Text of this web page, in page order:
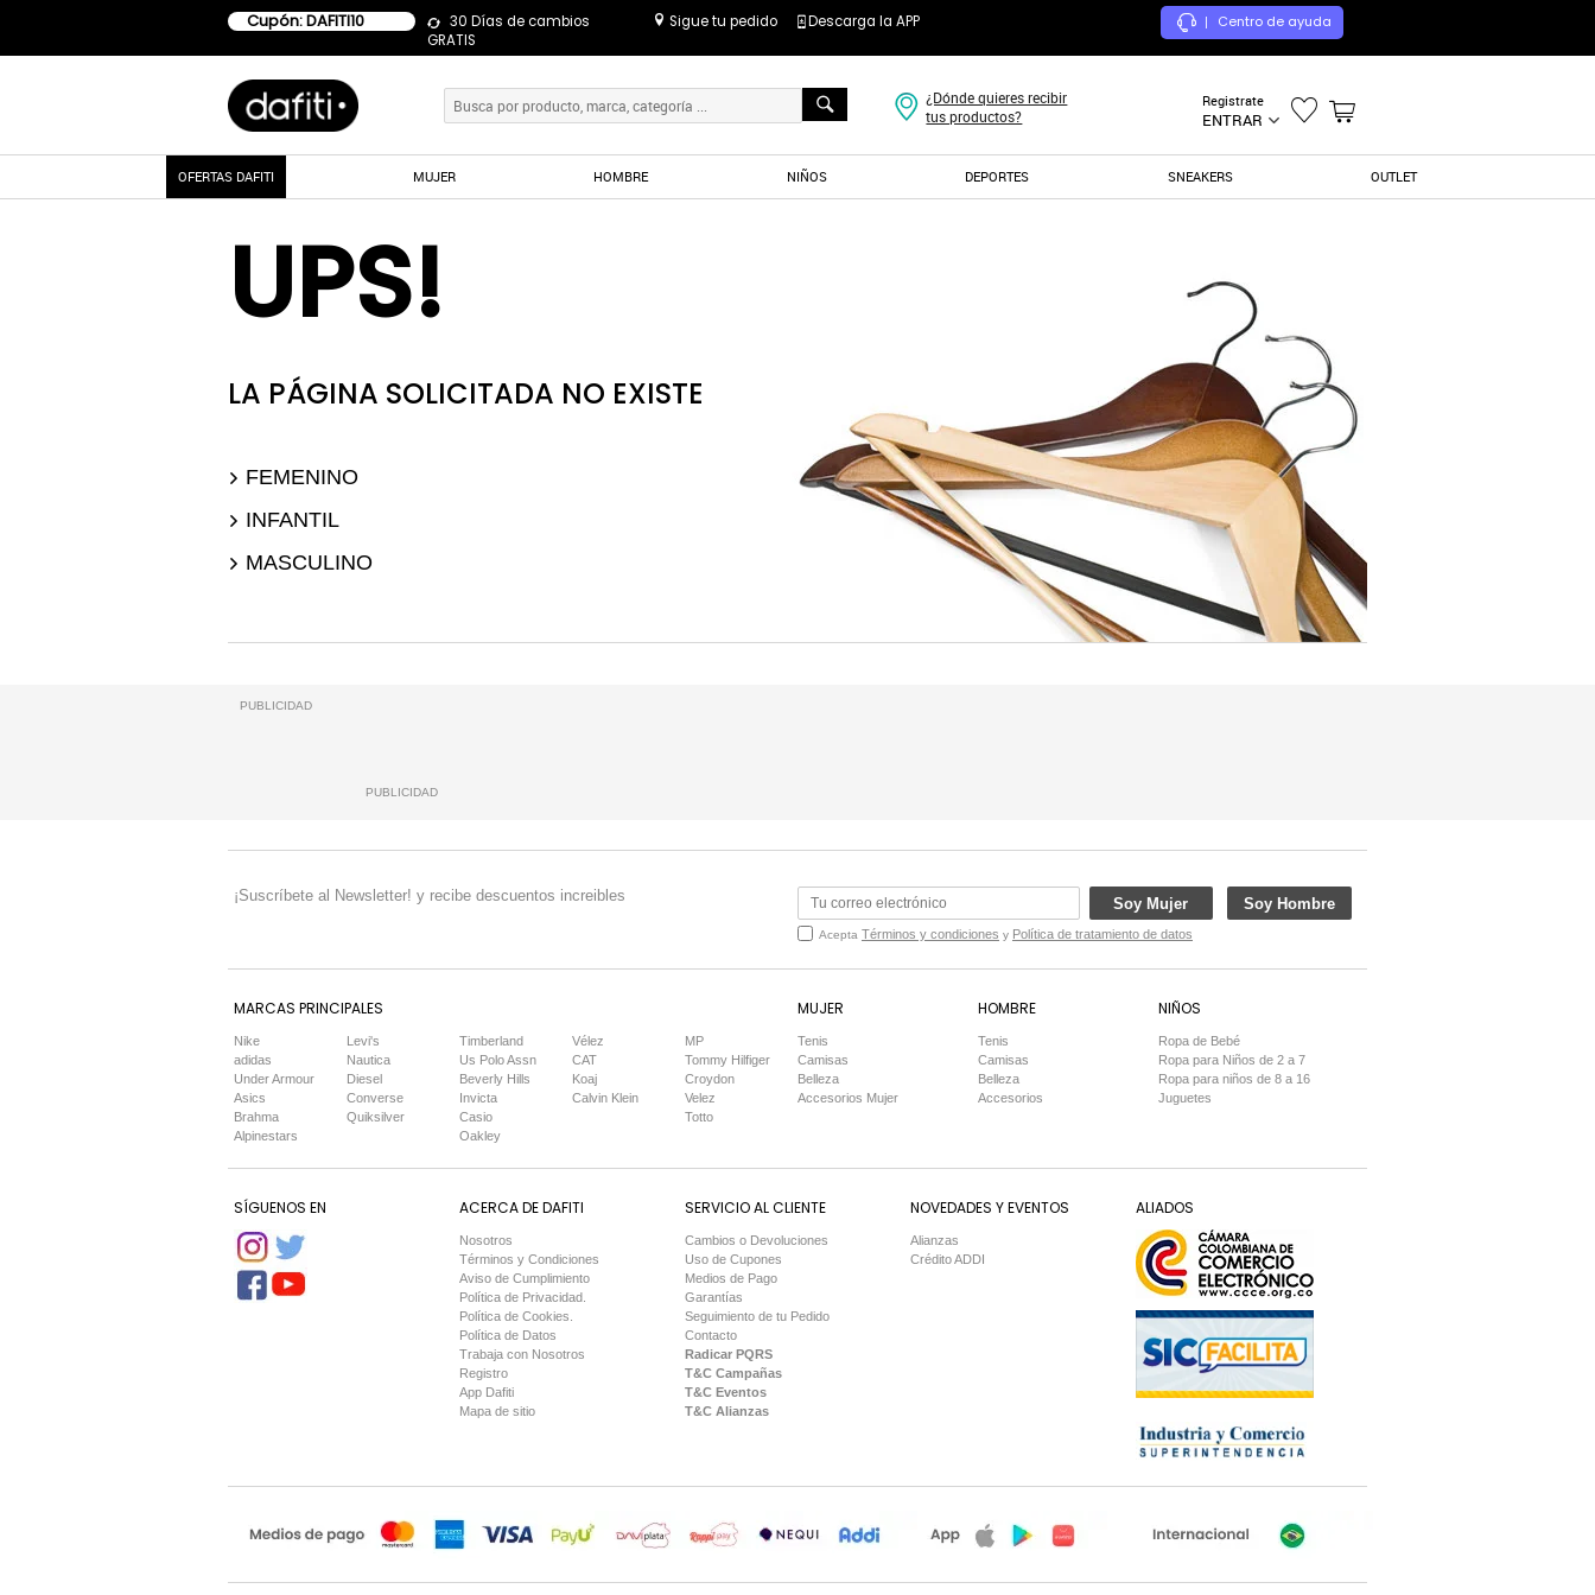
Cupón: DAFITI10
30 Días de cambios
GRATIS
Sigue tu pedido Descarga la APP | Centro de ayuda
Registrate
ENTRAR
¿Dónde quieres recibir
tus productos?
OFERTAS DAFITI MUJER HOMBRE NIÑOS DEPORTES SNEAKERS OUTLET
UPS!
LA PÁGINA SOLICITADA NO EXISTE
FEMENINO
INFANTIL
MASCULINO
PUBLICIDAD
PUBLICIDAD
¡Suscríbete al Newsletter! y recibe descuentos increibles Soy Mujer Soy Hombre
Acepta Términos y condiciones y Política de tratamiento de datos
MARCAS PRINCIPALES
Nike
adidas
Under Armour
Asics
Brahma
Alpinestars
Levi's
Nautica
Diesel
Converse
Quiksilver
Timberland
Us Polo Assn
Beverly Hills
Invicta
Casio
Oakley
Vélez
CAT
Koaj
Calvin Klein
MP
Tommy Hilfiger
Croydon
Velez
Totto
MUJER
Tenis
Camisas
Belleza
Accesorios Mujer
HOMBRE
Tenis
Camisas
Belleza
Accesorios
NIÑOS
Ropa de Bebé
Ropa para Niños de 2 a 7
Ropa para niños de 8 a 16
Juguetes
SÍGUENOS EN ACERCA DE DAFITI
Nosotros
Términos y Condiciones
Aviso de Cumplimiento
Política de Privacidad.
Política de Cookies.
Política de Datos
Trabaja con Nosotros
Registro
App Dafiti
Mapa de sitio
SERVICIO AL CLIENTE
Cambios o Devoluciones
Uso de Cupones
Medios de Pago
Garantías
Seguimiento de tu Pedido
Contacto
Radicar PQRS
T&C Campañas
T&C Eventos
T&C Alianzas
NOVEDADES Y EVENTOS
Alianzas
Crédito ADDI
ALIADOS